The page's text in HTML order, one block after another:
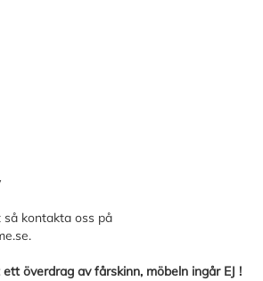
kontakta oss på
.
överdrag av fårskinn, möbeln ingår EJ !